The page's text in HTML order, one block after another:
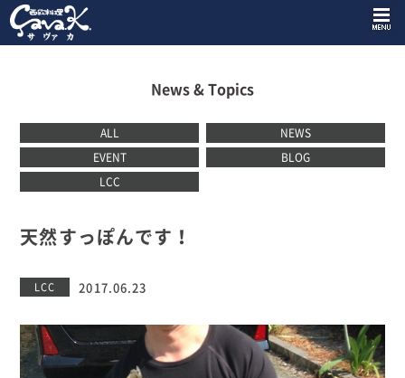
News & Topics
ALL
NEWS
EVENT
BLOG
LCC
天然すっぽんです！
LCC 2017.06.23